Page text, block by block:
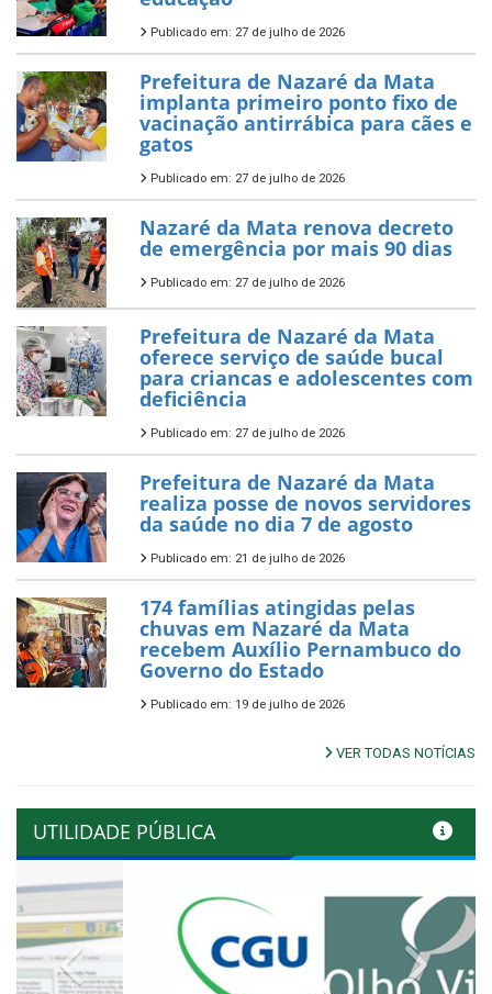
Publicado em: 27 de julho de 2026
Prefeitura de Nazaré da Mata
implanta primeiro ponto fixo de
vacinação antirrábica para cães e
gatos
Publicado em: 27 de julho de 2026
Nazaré da Mata renova decreto
de emergência por mais 90 dias
Publicado em: 27 de julho de 2026
Prefeitura de Nazaré da Mata
oferece serviço de saúde bucal
para criancas e adolescentes com
deficiência
Publicado em: 27 de julho de 2026
Prefeitura de Nazaré da Mata
realiza posse de novos servidores
da saúde no dia 7 de agosto
Publicado em: 21 de julho de 2026
174 famílias atingidas pelas
chuvas em Nazaré da Mata
recebem Auxílio Pernambuco do
Governo do Estado
Publicado em: 19 de julho de 2026
VER TODAS NOTÍCIAS
UTILIDADE PÚBLICA
Previous Next